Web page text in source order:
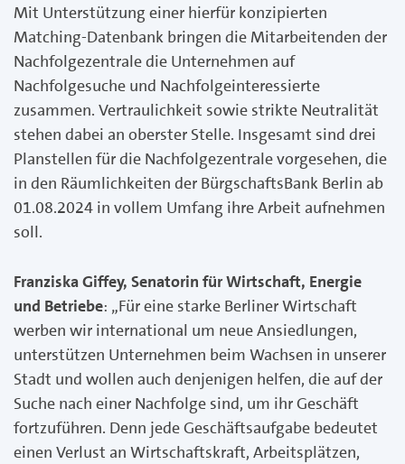
Mit Unterstützung einer hierfür konzipierten
Matching-Datenbank bringen die Mitarbeitenden der
Nachfolgezentrale die Unternehmen auf
Nachfolgesuche und Nachfolgeinteressierte
zusammen. Vertraulichkeit sowie strikte Neutralität
stehen dabei an oberster Stelle. Insgesamt sind drei
Planstellen für die Nachfolgezentrale vorgesehen, die
in den Räumlichkeiten der BürgschaftsBank Berlin ab
01.08.2024 in vollem Umfang ihre Arbeit aufnehmen
soll.
Franziska Giffey, Senatorin für Wirtschaft, Energie
und Betriebe: „Für eine starke Berliner Wirtschaft
werben wir international um neue Ansiedlungen,
unterstützen Unternehmen beim Wachsen in unserer
Stadt und wollen auch denjenigen helfen, die auf der
Suche nach einer Nachfolge sind, um ihr Geschäft
fortzuführen. Denn jede Geschäftsaufgabe bedeutet
einen Verlust an Wirtschaftskraft, Arbeitsplätzen,